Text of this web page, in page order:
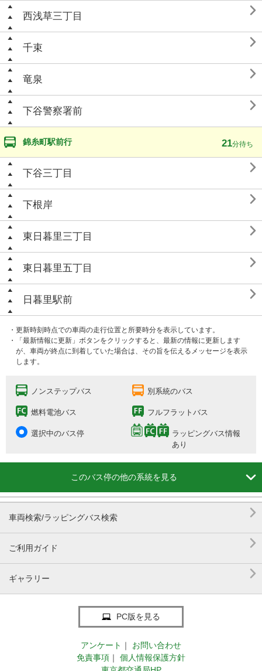
西浅草三丁目 
千束 
竜泉 
下谷警察署前 
錦糸町駅前行 21分待ち
下谷三丁目 
下根岸 
東日暮里三丁目 
東日暮里五丁目 
日暮里駅前 
・更新時刻時点での車両の走行位置と所要時分を表示しています。
・「最新情報に更新」ボタンをクリックすると、最新の情報に更新します
が、車両が終点に到着していた場合は、その旨を伝えるメッセージを表示
します。
ノンステップバス 別系統のバス
燃料電池バス フルフラットバス
選択中のバス停
ラッピングバス情報
あり
このバス停の他の系統を見る 
車両検索/ラッピングバス検索 
ご利用ガイド 
ギャラリー 
PC版を見る
アンケート ｜
お問い合わせ
免責事項 ｜
個人情報保護方針